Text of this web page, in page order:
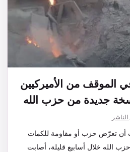
الموقف من الأميركيين
جديدة من حزب الله
أن تعرّض حزب أو مقاومة للكمات
الله خلال أسابيع قليلة، أصابت